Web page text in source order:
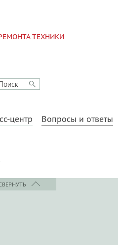
ТЕХНИКИ
центр
Вопросы и ответы